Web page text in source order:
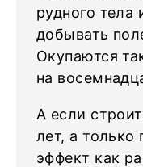
рудного тела
добывать
Окупаются
на
А если
лет, а только
эффект как